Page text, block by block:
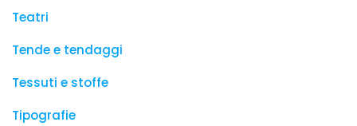
Teatri
Tende e tendaggi
Tessuti e stoffe
Tipografie